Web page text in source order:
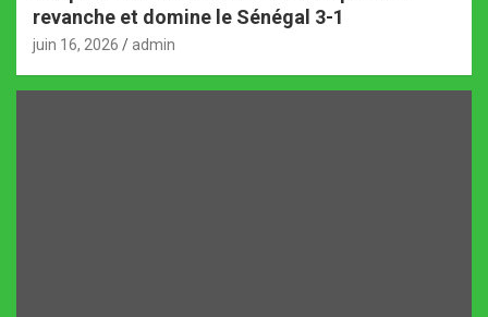
revanche et domine le Sénégal 3-1
juin 16, 2026 admin